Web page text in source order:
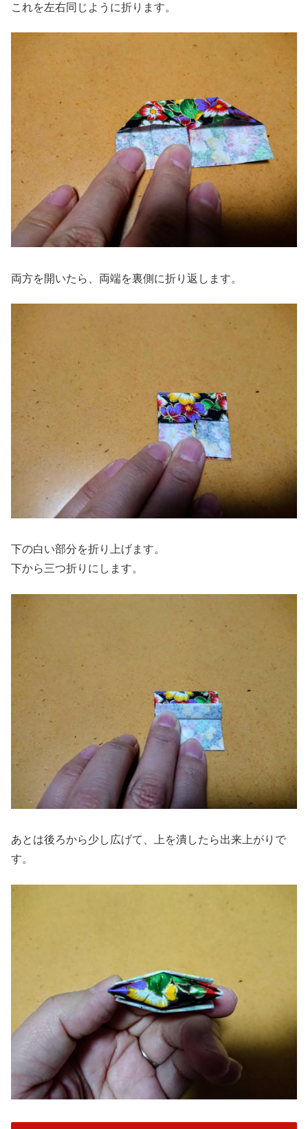
これを左右同じように折ります。
両方を開いたら、両端を裏側に折り返します。
下の白い部分を折り上げます。
下から三つ折りにします。
あとは後ろから少し広げて、上を潰したら出来上がりで
す。